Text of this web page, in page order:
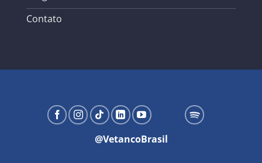
Contato
@VetancoBrasil